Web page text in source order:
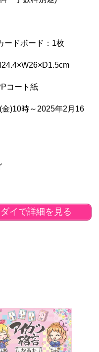
ードボード：1枚
コート紙
)10時～2025年2月16
イで詳細を見る